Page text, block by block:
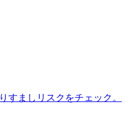
すましリスクをチェック。